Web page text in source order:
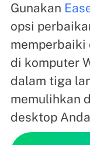
Gunakan
opsi
memperbaiki
di komputer
dalam tiga
memulihkan
desktop